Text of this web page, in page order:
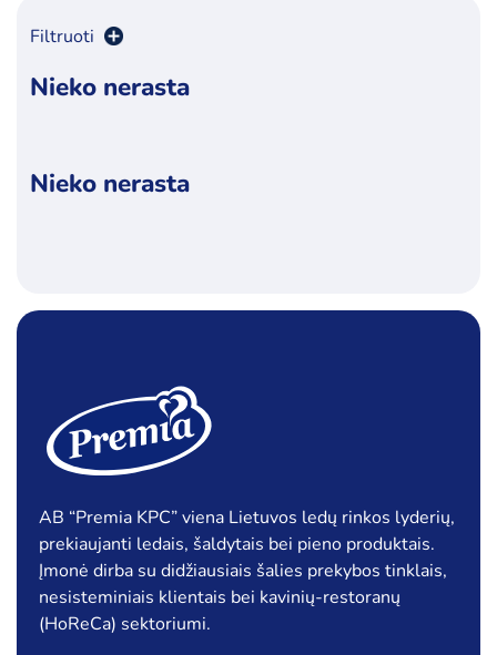
Kontaktai
Filtruoti
Rūšiuoti pagal
Kategorijos
Šaldyti produktai
Specialūs pasiūlymai
Akcija Naujiena
Nieko nerasta
Nieko nerasta
AB “Premia KPC” viena Lietuvos ledų rinkos lyderių,
prekiaujanti ledais, šaldytais bei pieno produktais.
Įmonė dirba su didžiausiais šalies prekybos tinklais,
nesisteminiais klientais bei kavinių-restoranų
(HoReCa) sektoriumi.